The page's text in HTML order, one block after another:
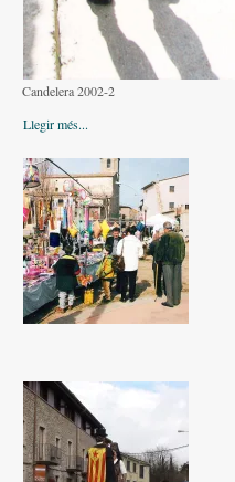
Romànic del Lluçanès
CONTACTE
Candelera 2002-2
Llegir més...